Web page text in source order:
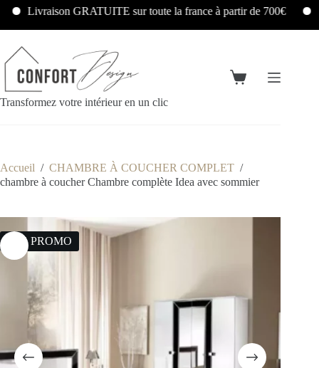
Livraison GRATUITE sur toute la france à partir de 700€
Transformez votre intérieur en un clic
Accueil / CHAMBRE À COUCHER COMPLET /
chambre à coucher Chambre complète Idea avec sommier
24% PROMO